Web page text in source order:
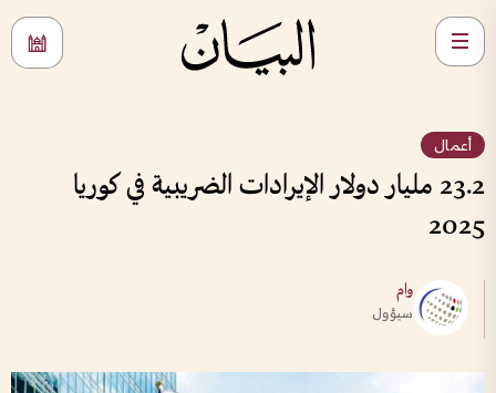
أعمال
23.2 مليار دولار الإيرادات الضريبية في كوريا
2025
وام
سيؤول